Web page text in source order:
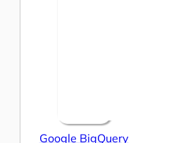
Google BigQuery